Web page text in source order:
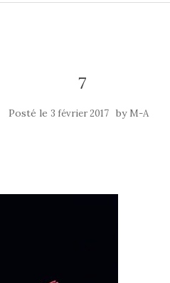
7
Posté le 3 février 2017 by M-A